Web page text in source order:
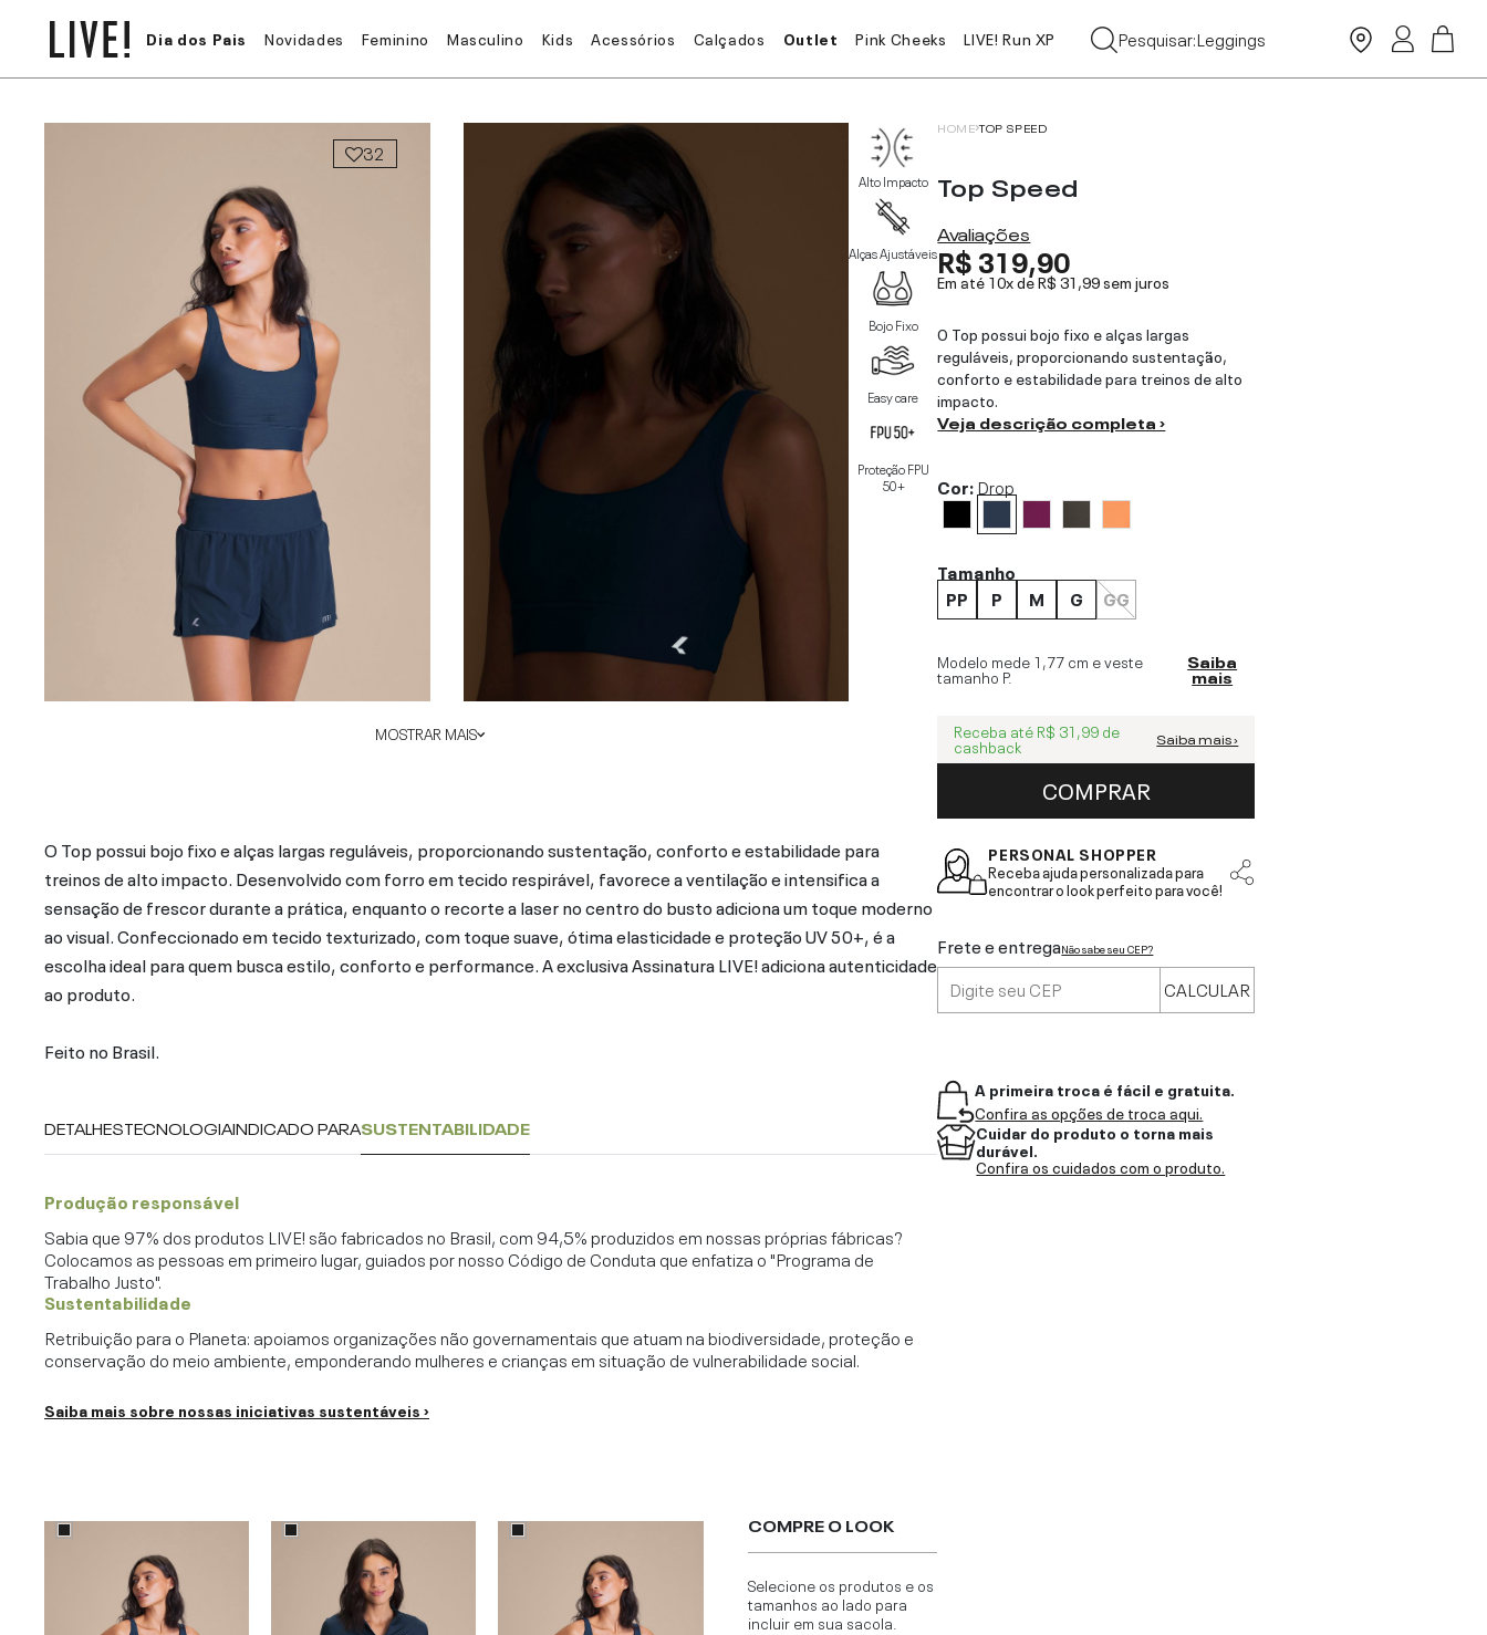
Dia dos Pais Novidades Feminino Masculino Kids Acessórios Calçados Outlet Pink Cheeks LIVE! Run XP
Pesquisar:Leggings
32
MOSTRAR MAIS
Alto Impacto
Alças Ajustáveis
Bojo Fixo
Easy care
Proteção FPU
50+
O Top possui bojo fixo e alças largas reguláveis, proporcionando sustentação, conforto e estabilidade para
treinos de alto impacto. Desenvolvido com forro em tecido respirável, favorece a ventilação e intensifica a
sensação de frescor durante a prática, enquanto o recorte a laser no centro do busto adiciona um toque moderno
ao visual. Confeccionado em tecido texturizado, com toque suave, ótima elasticidade e proteção UV 50+, é a
escolha ideal para quem busca estilo, conforto e performance. A exclusiva Assinatura LIVE! adiciona autenticidade
ao produto.
Feito no Brasil.
DETALHESTECNOLOGIAINDICADO PARASUSTENTABILIDADE
Produção responsável
Sabia que 97% dos produtos LIVE! são fabricados no Brasil, com 94,5% produzidos em nossas próprias fábricas?
Colocamos as pessoas em primeiro lugar, guiados por nosso Código de Conduta que enfatiza o "Programa de
Trabalho Justo".
Sustentabilidade
Retribuição para o Planeta: apoiamos organizações não governamentais que atuam na biodiversidade, proteção e
conservação do meio ambiente, emponderando mulheres e crianças em situação de vulnerabilidade social.
Saiba mais sobre nossas iniciativas sustentáveis ›
COMPRE O LOOK
Selecione os produtos e os
tamanhos ao lado para
incluir em sua sacola.
HOME TOP SPEED
Top Speed
Avaliações
R$ 319,90
Em até 10x deR$ 31,99sem juros
O Top possui bojo fixo e alças largas
reguláveis, proporcionando sustentação,
conforto e estabilidade para treinos de alto
impacto.
Veja descrição completa ›
Cor:Drop
Tamanho
PP
P M G GG
Modelo mede 1,77 cm e veste
tamanho P.
Saiba
mais
Receba até R$ 31,99 de
cashback Saiba mais ›
COMPRAR
PERSONAL SHOPPER
Receba ajuda personalizada para
encontrar o look perfeito para você!
Frete e entregaNão sabe seu CEP?
CALCULAR
A primeira troca é fácil e gratuita.
Confira as opções de troca aqui.
Cuidar do produto o torna mais
durável.
Confira os cuidados com o produto.